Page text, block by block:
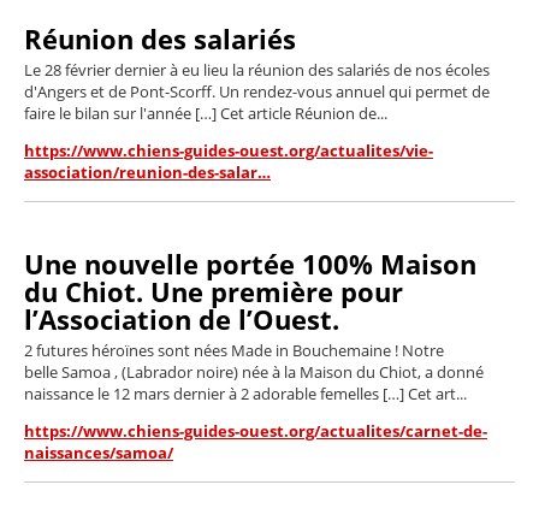
Réunion des salariés
Le 28 février dernier à eu lieu la réunion des salariés de nos écoles
d'Angers et de Pont-Scorff. Un rendez-vous annuel qui permet de
faire le bilan sur l'année […] Cet article Réunion de...
https://www.chiens-guides-ouest.org/actualites/vie-
association/reunion-des-salar…
Une nouvelle portée 100% Maison
du Chiot. Une première pour
l’Association de l’Ouest.
2 futures héroïnes sont nées Made in Bouchemaine ! Notre
belle Samoa , (Labrador noire) née à la Maison du Chiot, a donné
naissance le 12 mars dernier à 2 adorable femelles […] Cet art...
https://www.chiens-guides-ouest.org/actualites/carnet-de-
naissances/samoa/